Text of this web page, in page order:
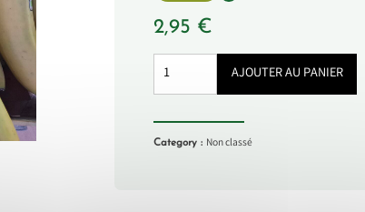
2,95 €
de
Banane
Cavendish
AJOUTER AU PANIER
Category : Non classé